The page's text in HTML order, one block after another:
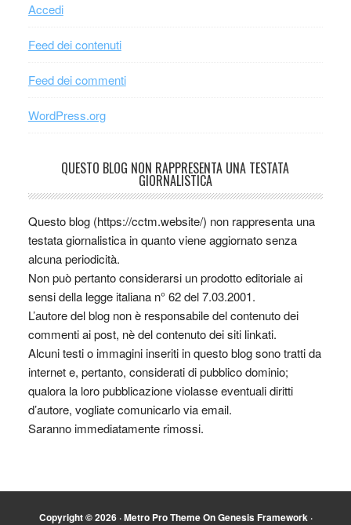
Accedi
Feed dei contenuti
Feed dei commenti
WordPress.org
QUESTO BLOG NON RAPPRESENTA UNA TESTATA
GIORNALISTICA
Questo blog (https://cctm.website/) non rappresenta una
testata giornalistica in quanto viene aggiornato senza
alcuna periodicità.
Non può pertanto considerarsi un prodotto editoriale ai
sensi della legge italiana n° 62 del 7.03.2001.
L’autore del blog non è responsabile del contenuto dei
commenti ai post, nè del contenuto dei siti linkati.
Alcuni testi o immagini inseriti in questo blog sono tratti da
internet e, pertanto, considerati di pubblico dominio;
qualora la loro pubblicazione violasse eventuali diritti
d’autore, vogliate comunicarlo via email.
Saranno immediatamente rimossi.
Copyright © 2026 ·Metro Pro ThemeOnGenesis Framework·